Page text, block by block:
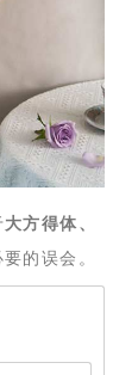
大方得体、
的误会。